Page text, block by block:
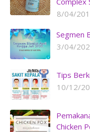
8/04/
Segmen
3/04/
Tips
10/12/
Chicken